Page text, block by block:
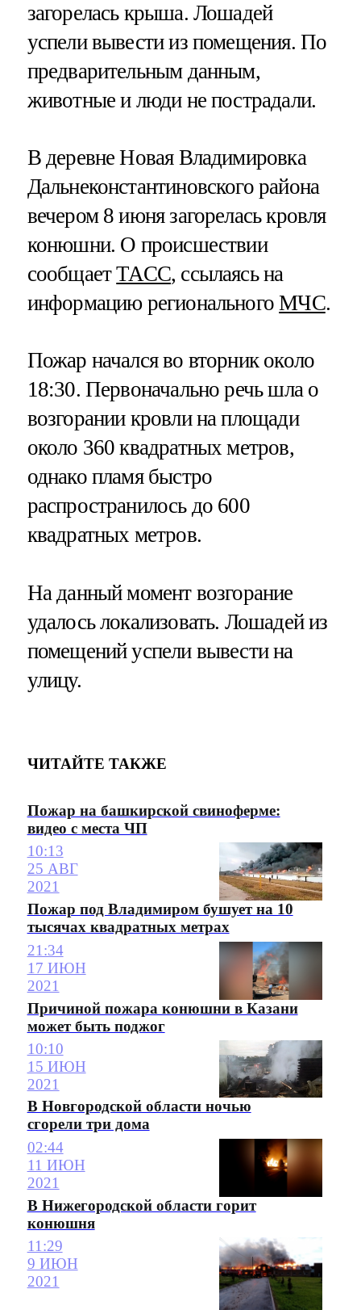
загорелась крыша. Лошадей
успели вывести из помещения. По
предварительным данным,
животные и люди не пострадали.
В деревне Новая Владимировка
Дальнеконстантиновского района
вечером 8 июня загорелась кровля
конюшни. О происшествии
сообщаетТАСС, ссылаясь на
информацию региональногоМЧС.
Пожар начался во вторник около
18:30. Первоначально речь шла о
возгорании кровли на площади
около 360 квадратных метров,
однако пламя быстро
распространилось до 600
квадратных метров.
На данный момент возгорание
удалось локализовать. Лошадей из
помещений успели вывести на
улицу.
ЧИТАЙТЕ ТАКЖЕ
Пожар на башкирской свиноферме:
видео с места ЧП
10:13
25 АВГ
2021
Пожар под Владимиром бушует на 10
тысячах квадратных метрах
21:34
17 ИЮН
2021
Причиной пожара конюшни в Казани
может быть поджог
10:10
15 ИЮН
2021
В Новгородской области ночью
сгорели три дома
02:44
11 ИЮН
2021
В Нижегородской области горит
конюшня
11:29
9 ИЮН
2021